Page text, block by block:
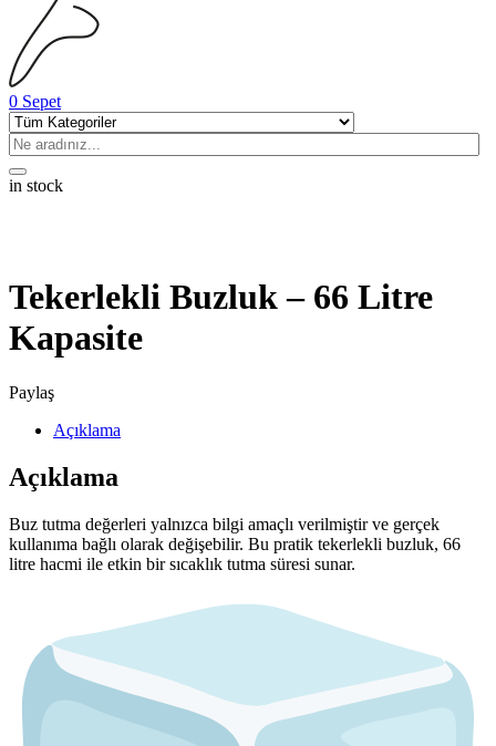
0 Sepet
in stock
Tekerlekli Buzluk – 66 Litre
Kapasite
Paylaş
Açıklama
Açıklama
Buz tutma değerleri yalnızca bilgi amaçlı verilmiştir ve gerçek
kullanıma bağlı olarak değişebilir. Bu pratik tekerlekli buzluk, 66
litre hacmi ile etkin bir sıcaklık tutma süresi sunar.